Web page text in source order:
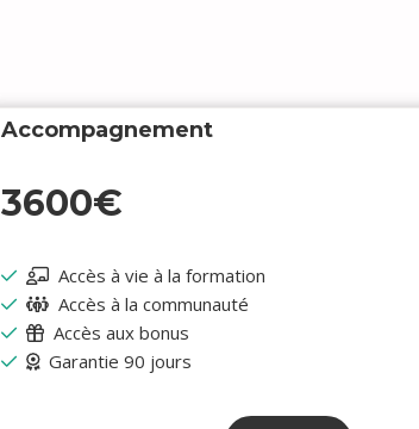
Accompagnement
3600€
Accès à vie à la formation
Accès à la communauté
Accès aux bonus
Garantie 90 jours